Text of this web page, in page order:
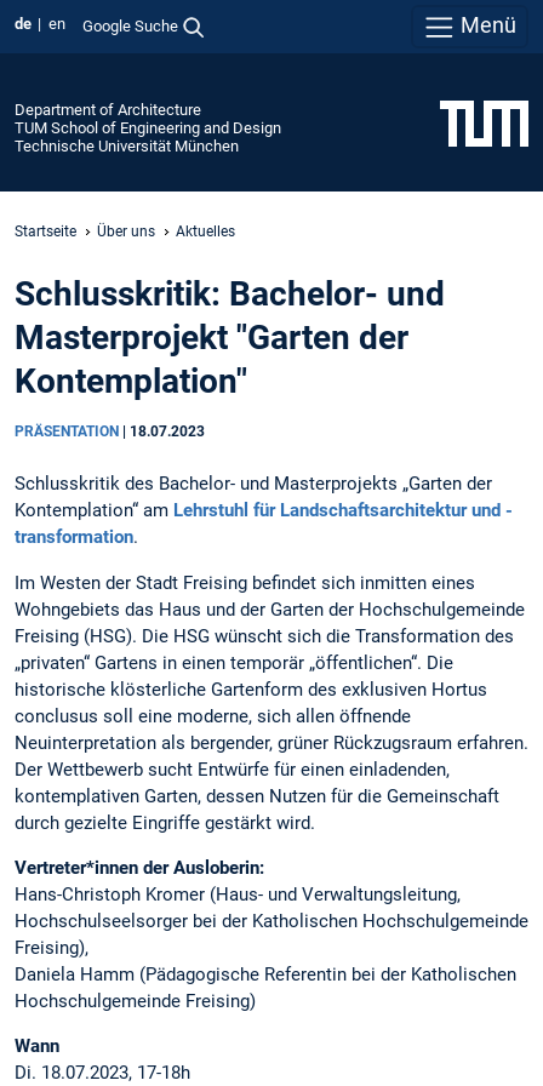
de en Google Suche Menü
Department of Architecture
TUM School of Engineering and Design
Technische Universität München
Startseite Über uns Aktuelles
Schlusskritik: Bachelor- und
Masterprojekt "Garten der
Kontemplation"
PRÄSENTATION 18.07.2023
Schlusskritik des Bachelor- und Masterprojekts „Garten der
Kontemplation“ am Lehrstuhl für Landschaftsarchitektur und -
transformation.
Im Westen der Stadt Freising befindet sich inmitten eines
Wohngebiets das Haus und der Garten der Hochschulgemeinde
Freising (HSG). Die HSG wünscht sich die Transformation des
„privaten“ Gartens in einen temporär „öffentlichen“. Die
historische klösterliche Gartenform des exklusiven Hortus
conclusus soll eine moderne, sich allen öffnende
Neuinterpretation als bergender, grüner Rückzugsraum erfahren.
Der Wettbewerb sucht Entwürfe für einen einladenden,
kontemplativen Garten, dessen Nutzen für die Gemeinschaft
durch gezielte Eingriffe gestärkt wird.
Vertreter*innen der Ausloberin:
Hans-Christoph Kromer (Haus- und Verwaltungsleitung,
Hochschulseelsorger bei der Katholischen Hochschulgemeinde
Freising),
Daniela Hamm (Pädagogische Referentin bei der Katholischen
Hochschulgemeinde Freising)
Wann
Di. 18.07.2023, 17-18h